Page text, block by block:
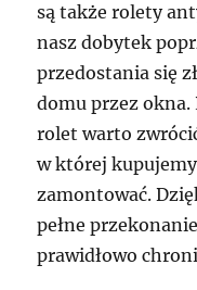
są także rolety
nasz dobytek
przedostania się
domu przez
rolet warto
w której
zamontować.
pełne
prawidłowo